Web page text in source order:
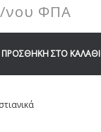
νου ΦΠΑ
ΠΡΟΣΘΉΚΗ ΣΤΟ ΚΑΛΆΘΙ